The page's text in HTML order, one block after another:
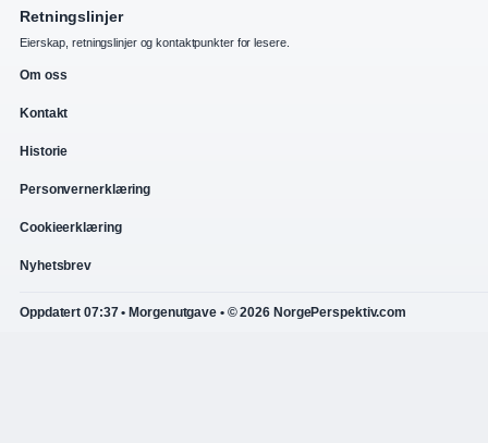
Retningslinjer
Eierskap, retningslinjer og kontaktpunkter for lesere.
Om oss
Kontakt
Historie
Personvernerklæring
Cookieerklæring
Nyhetsbrev
Oppdatert 07:37 • Morgenutgave • © 2026 NorgePerspektiv.com